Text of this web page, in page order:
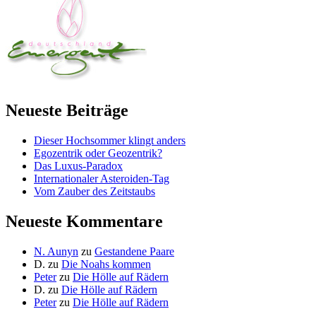
Neueste Beiträge
Dieser Hochsommer klingt anders
Egozentrik oder Geozentrik?
Das Luxus-Paradox
Internationaler Asteroiden-Tag
Vom Zauber des Zeitstaubs
Neueste Kommentare
N. Aunyn zu Gestandene Paare
D. zu Die Noahs kommen
Peterzu Die Hölle auf Rädern
D. zu Die Hölle auf Rädern
Peterzu Die Hölle auf Rädern